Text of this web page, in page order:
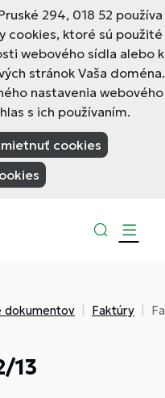
294, 018 52 používa
cookies, ktoré sú použité
webového sídla alebo k
stránok Vaša doména.
nastavenia webového
s ich používaním.
cookies
dokumentov Faktúry
13